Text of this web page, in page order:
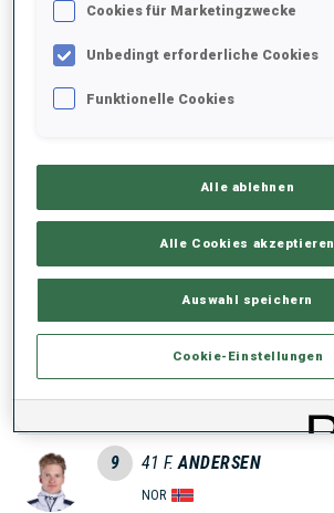
4 53 P. NAWRATH
GER
5 30 M. PONSILUOMA
KUEHN
7 11 S. LAEGREID
8 29 S. BAKKEN
9 41 F. ANDERSEN
NOR
Cookies für Marketingzwecke
Unbedingt erforderliche Cookies
Funktionelle Cookies
Alle ablehnen
Alle Cookies akzeptieren
Auswahl speichern
Cookie-Einstellungen